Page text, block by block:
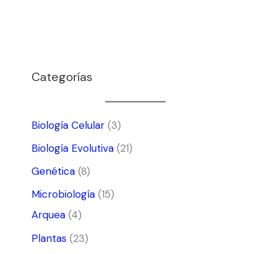
Categorías
Biología Celular(3)
Biología Evolutiva(21)
Genética(8)
Microbiología(15)
Arquea(4)
Plantas(23)